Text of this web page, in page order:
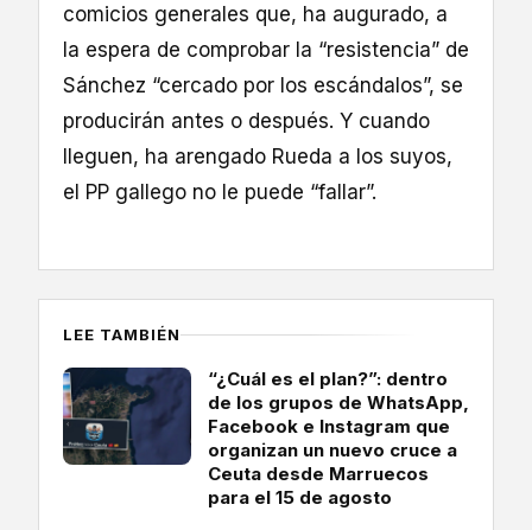
comicios generales que, ha augurado, a
la espera de comprobar la “resistencia” de
Sánchez “cercado por los escándalos”, se
producirán antes o después. Y cuando
lleguen, ha arengado Rueda a los suyos,
el PP gallego no le puede “fallar”.
LEE TAMBIÉN
“¿Cuál es el plan?”: dentro
de los grupos de WhatsApp,
Facebook e Instagram que
organizan un nuevo cruce a
Ceuta desde Marruecos
para el 15 de agosto